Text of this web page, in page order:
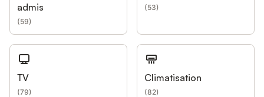
admis
(59)
(53)
TV
(79)
Climatisation
(82)